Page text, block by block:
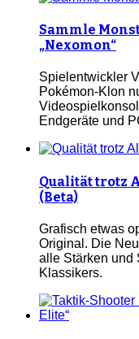
Sammle
„Nexomon“
Spielentwickler
Pokémon-Klon
Endgeräte und
Qualität trotz
(Beta)
Grafisch etwas
Original. Die
alle Stärken und
Klassikers.